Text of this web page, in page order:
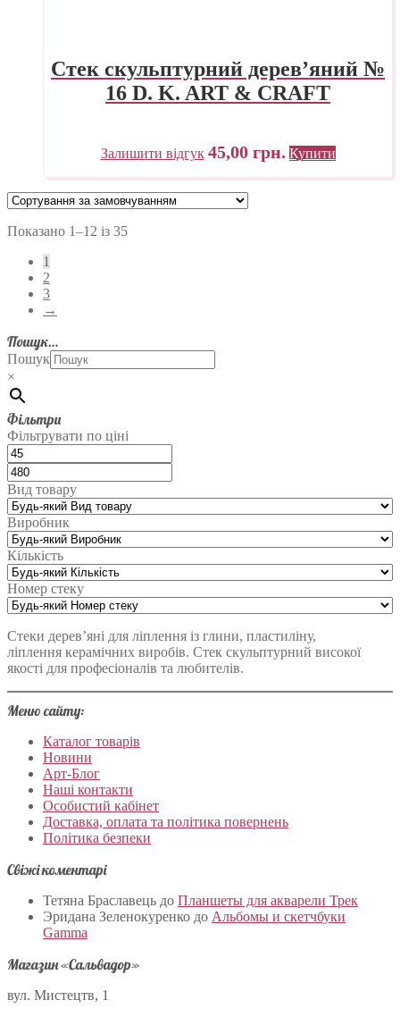
Стек скульптурний дерев’яний №
16 D. K. ART & CRAFT
Залишити відгук 45,00 грн. Купити
Показано 1–12 із 35
1
2
3
→
Пошук…
Пошук
×
Фільтри
Фільтрувати по ціні
Вид товару
Виробник
Кількість
Номер стеку
Стеки дерев’яні для ліплення із глини, пластиліну,
ліплення керамічних виробів. Стек скульптурний високої
якості для професіоналів та любителів.
Меню сайту:
Каталог товарів
Новини
Арт-Блог
Наші контакти
Особистий кабінет
Доставка, оплата та політика повернень
Політика безпеки
Свіжі коментарі
Тетяна Браславець до Планшеты для акварели Трек
Эридана Зеленокуренко до Альбомы и скетчбуки
Gamma
Магазин «Сальвадор»
вул. Мистецтв, 1